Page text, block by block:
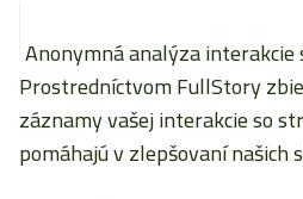
Anonymná analýza
Prostredníctvom FullStory
záznamy vašej interakcie so
pomáhajú v zlepšovaní našich